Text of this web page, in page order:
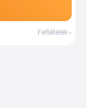
Feltételek